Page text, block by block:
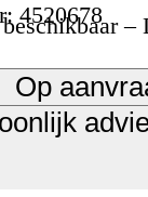
4520678
Op